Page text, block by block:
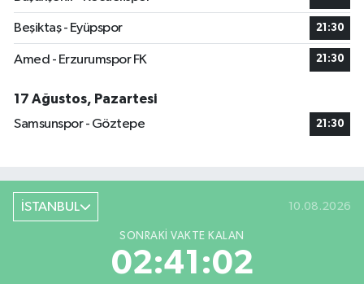
Beşiktaş - Eyüpspor 21:30
Amed - Erzurumspor FK 21:30
17 Ağustos, Pazartesi
Samsunspor - Göztepe
21:30
İSTANBUL 10.08.2026
SONRAKI VAKTE KALAN
02:41:02